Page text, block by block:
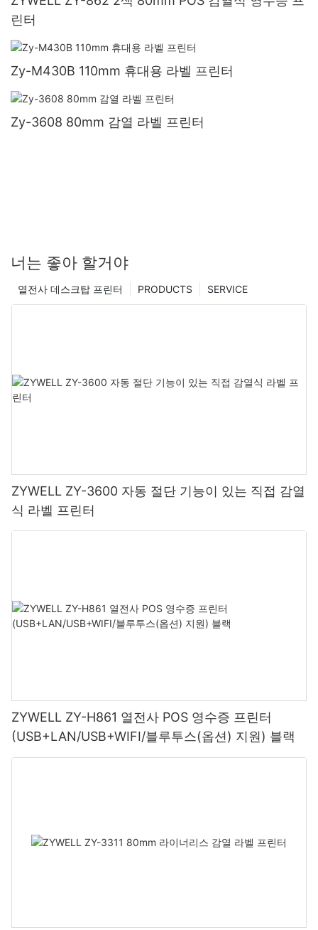
린터
Zy-M430B 110mm 휴대용 라벨 프린터
Zy-3608 80mm 감열 라벨 프린터
너는 좋아 할거야
SERVICE
PRODUCTS
열전사 데스크탑 프린터
ZYWELL ZY-3600 자동 절단 기능이 있는 직접 감열
식 라벨 프린터
ZYWELL ZY-H861 열전사 POS 영수증 프린터
(USB+LAN/USB+WIFI/블루투스(옵션) 지원) 블랙